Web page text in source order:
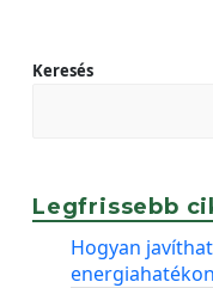
Keresés
Legfrissebb
Hogyan